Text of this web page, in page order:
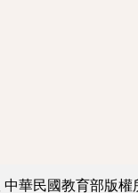
中華民國教育部版權